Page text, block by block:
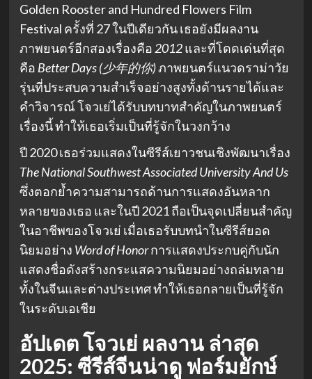
Golden Rooster and Hundred Flowers Film
Festival ครั้งที่ 27 ในปีเดียวกัน เธอยังมีผลงาน
ภาพยนตร์อีกสองเรื่องคือ 2012และที่โดดเด่นที่สุด
คือ Better Days (少年的你)ภาพยนตร์แนวดราม่าวัย
รุ่นที่ประสบความสำเร็จอย่างสูงทั้งด้านรายได้และ
คำวิจารณ์ โจวเย่ได้รับบทบาทสำคัญในภาพยนตร์
เรื่องนี้ ทำให้เธอเริ่มเป็นที่รู้จักในวงกว้าง
ปี 2020 เธอร่วมแสดงในซีรีส์เยาวชนเชิงพัฒนาเรื่อง
The National Southwest Associated University And Us
ซึ่งตอกย้ำความสามารถด้านการแสดงอันหลาก
หลายของเธอ และในปี 2021 ถือเป็นจุดเปลี่ยนสำคัญ
ในอาชีพของโจวเย่ เมื่อเธอรับบทนำในซีรีส์ยอด
นิยมอย่าง Word of Honorการแสดงประกบคู่กับนัก
แสดงชื่อดังสร้างกระแสความนิยมอย่างถล่มทลาย
ทั้งในจีนและต่างประเทศ ทำให้เธอกลายเป็นที่รู้จัก
ในระดับเอเชีย
อัปเดตโจวเย่ ผลงานล่าสุด
2025: ซีรีส์จีนน่าดูฟอร์มยักษ์